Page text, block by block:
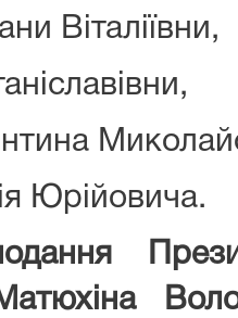
Віталіївни,
Юрійовича.